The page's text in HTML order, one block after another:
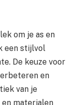
om je as en
een stijlvol
De keuze voor
en
van je
materialen